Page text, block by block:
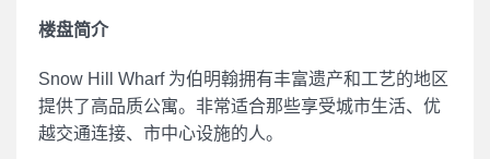
楼盘简介
Snow Hill Wharf 为伯明翰拥有丰富遗产和工艺的地区
提供了高品质公寓。非常适合那些享受城市生活、优
越交通连接、市中心设施的人。